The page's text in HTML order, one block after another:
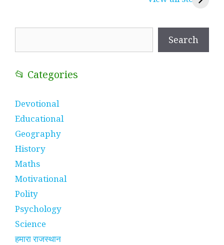
Search
📂 Categories
Devotional
Educational
Geography
History
Maths
Motivational
Polity
Psychology
Science
हमारा राजस्थान